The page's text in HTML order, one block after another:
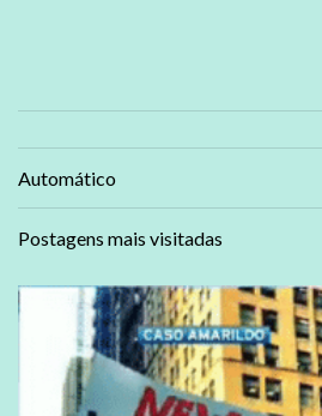
Automático
Postagens mais visitadas